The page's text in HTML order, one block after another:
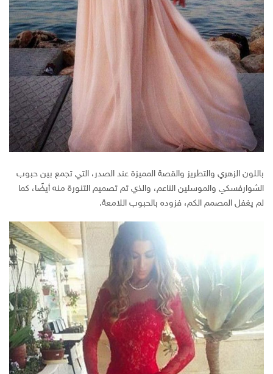
باللون الزهري والتطريز والقصة المميزة عند الصدر، التي تجمع بين حبوب
الشوارفسكي والموسلين الناعم، والذي تم تصميم التنورة منه أيضًا، كما
لم يغفل المصمم الكم، فزوده بالحبوب اللامعة.